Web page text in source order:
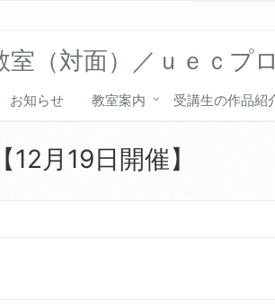
（対面）／ｕｅｃプ
お知らせ 教室案内 受講生の作品紹
月19日開催】